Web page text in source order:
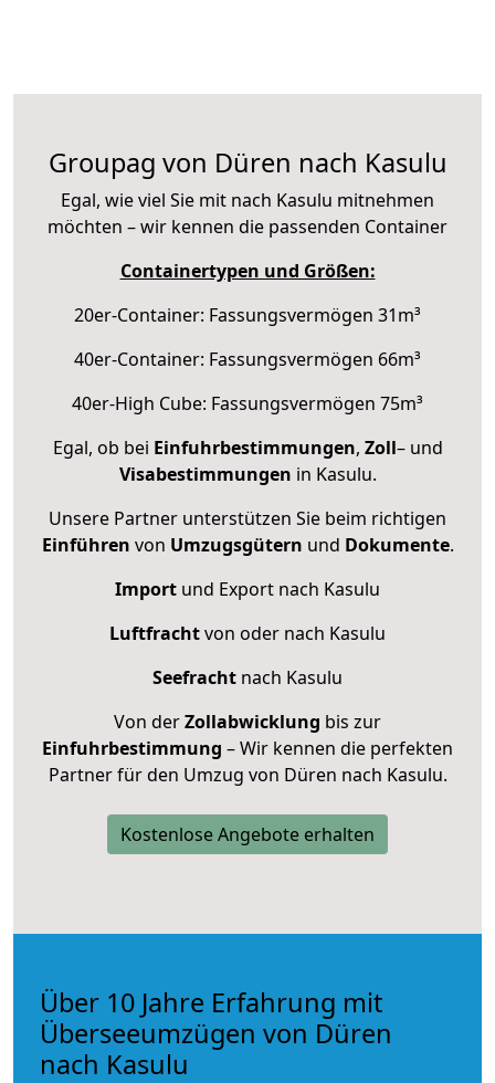
Groupag von Düren nach Kasulu
Egal, wie viel Sie mit nach Kasulu mitnehmen
möchten – wir kennen die passenden Container
Containertypen und Größen:
20er-Container: Fassungsvermögen 31m³
40er-Container: Fassungsvermögen 66m³
40er-High Cube: Fassungsvermögen 75m³
Egal, ob bei Einfuhrbestimmungen, Zoll– und
Visabestimmungen in Kasulu.
Unsere Partner unterstützen Sie beim richtigen
Einführen von Umzugsgütern und Dokumente.
Import und Export nach Kasulu
Luftfrachtvon oder nach Kasulu
Seefracht nach Kasulu
Von derZollabwicklung bis zur
Einfuhrbestimmung – Wir kennen die perfekten
Partner für den Umzug von Düren nach Kasulu.
Kostenlose Angebote erhalten
Über 10 Jahre Erfahrung mit
Überseeumzügen von Düren
nach Kasulu